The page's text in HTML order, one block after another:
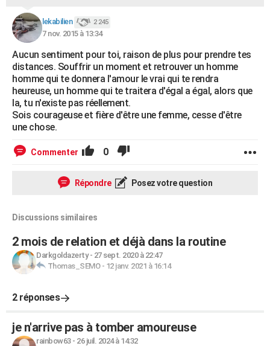
lekabilien 2 245
7 nov. 2015 à 13:34
Aucun sentiment pour toi, raison de plus pour prendre tes
distances. Souffrir un moment et retrouver un homme
homme qui te donnera l'amour le vrai qui te rendra
heureuse, un homme qui te traitera d'égal a égal, alors que
la, tu n'existe pas réellement.
Sois courageuse et fière d'être une femme, cesse d'être
une chose.
Commenter 0
Répondre Posez votre question
Discussions similaires
2 mois de relation et déjà dans la routine
Darkgoldazerty- 27 sept. 2020 à 22:47
Thomas_SEMO- 12 janv. 2021 à 16:14
2 réponses
je n'arrive pas à tomber amoureuse
rainbow63- 26 juil. 2024 à 14:32